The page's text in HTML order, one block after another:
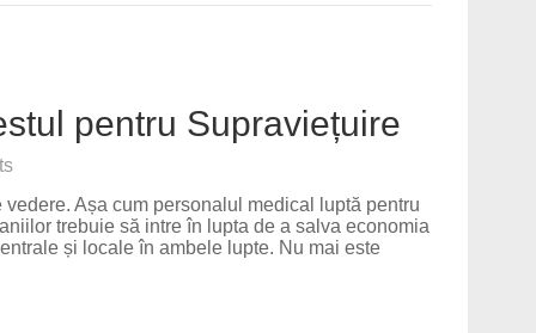
pentru Supraviețuire
Așa cum personalul medical luptă pentru
trebuie să intre în lupta de a salva economia
și locale în ambele lupte. Nu mai este